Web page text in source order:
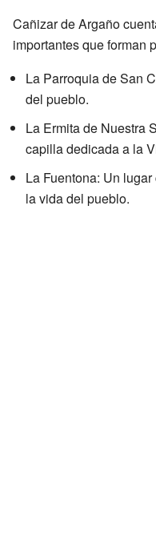
Cañizar de Argaño
importantes que forman
La Parroquia de San
del pueblo.
La Ermita de Nuestra
capilla dedicada a la
La Fuentona: Un
la vida del pueblo.